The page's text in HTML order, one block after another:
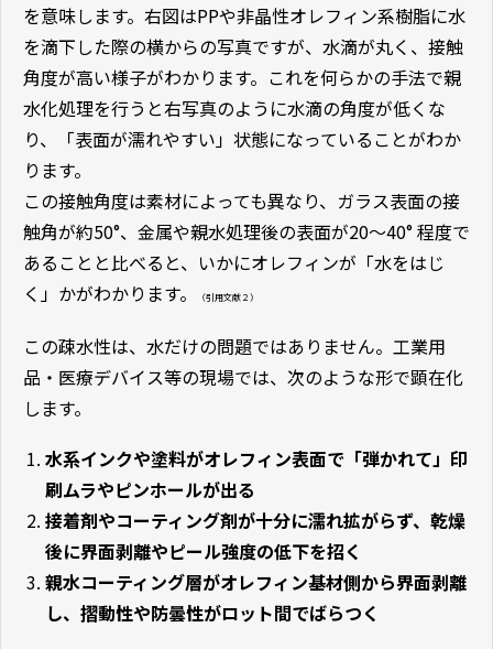
を意味します。右図はPPや非晶性オレフィン系樹脂に水
を滴下した際の横からの写真ですが、水滴が丸く、接触
角度が高い様子がわかります。これを何らかの手法で親
水化処理を行うと右写真のように水滴の角度が低くな
り、「表面が濡れやすい」状態になっていることがわか
ります。
この接触角度は素材によっても異なり、ガラス表面の接
触角が約50°、金属や親水処理後の表面が20〜40° 程度で
あることと比べると、いかにオレフィンが「水をはじ
く」かがわかります。
（引用文献２）
この疎水性は、水だけの問題ではありません。工業用
品・医療デバイス等の現場では、次のような形で顕在化
します。
水系インクや塗料がオレフィン表面で「弾かれて」印
刷ムラやピンホールが出る
接着剤やコーティング剤が十分に濡れ拡がらず、乾燥
後に界面剥離やピール強度の低下を招く
親水コーティング層がオレフィン基材側から界面剥離
し、摺動性や防曇性がロット間でばらつく